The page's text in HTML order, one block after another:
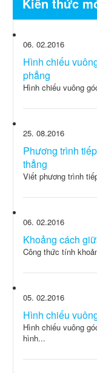
Kiến thức
06 02.2016
Hình chiếu
phẳng
Hình chiếu vuông
25 08.2016
Phương trình
thẳng
Viết phương trình
06 02.2016
Khoảng cách
Công thức tính
05 02.2016
Hình chiếu
Hình chiếu vuông
hình...